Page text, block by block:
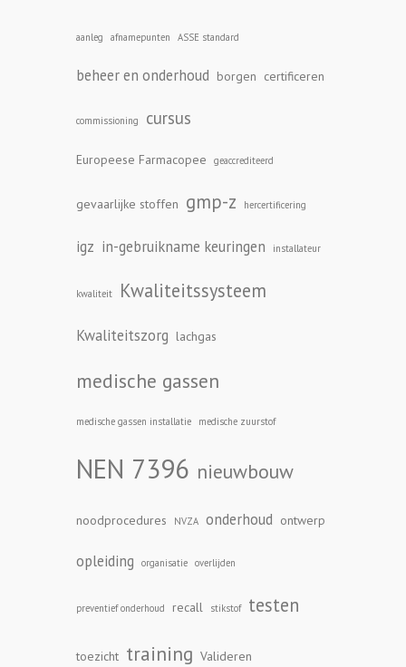
aanleg afnamepunten ASSE standard
beheer en onderhoud borgen certificeren
commissioning cursus
Europeese Farmacopee geaccrediteerd
gevaarlijke stoffen gmp-z hercertificering
igz in-gebruikname keuringen installateur
kwaliteit Kwaliteitssysteem
Kwaliteitszorg lachgas
medische gassen
medische gassen installatie medische zuurstof
NEN 7396 nieuwbouw
noodprocedures NVZA onderhoud ontwerp
opleiding organisatie overlijden
preventief onderhoud recall stikstof testen
toezicht training Valideren